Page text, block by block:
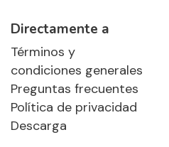
Directamente a
Términos y
condiciones generales
Preguntas frecuentes
Política de privacidad
Descarga